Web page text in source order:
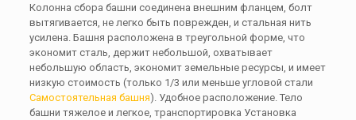
Колонна сбора башни соединена внешним фланцем, болт
вытягивается, не легко быть поврежден, и стальная нить
усилена. Башня расположена в треугольной форме, что
экономит сталь, держит небольшой, охватывает
небольшую область, экономит земельные ресурсы, и имеет
низкую стоимость (только 1/3 или меньше угловой стали
Самостоятельная башня). Удобное расположение. Тело
башни тяжелое и легкое, транспортировка Установка